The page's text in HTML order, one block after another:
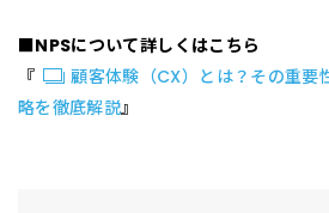
■NPSについて詳しくはこちら
『
顧客体験（CX）とは？その重要
略を徹底解説』